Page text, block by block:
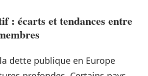
: écarts et tendances entre
dette publique en Europe